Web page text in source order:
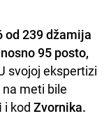
od 239 džamija
95 posto,
svojoj ekspertizi
meti bile
i kod Zvornika.